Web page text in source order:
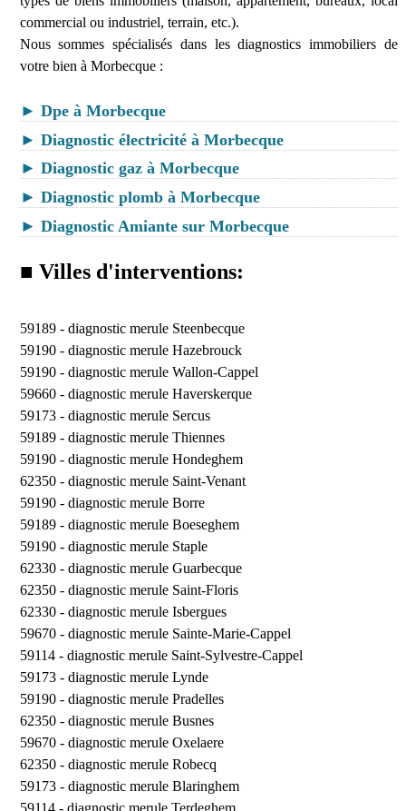
commercial ou industriel, terrain, etc.).
Nous sommes spécialisés dans les diagnostics immobiliers de
votre bien à Morbecque :
► Dpe à Morbecque
► Diagnostic électricité à Morbecque
► Diagnostic gaz à Morbecque
► Diagnostic plomb à Morbecque
► Diagnostic Amiante sur Morbecque
■ Villes d'interventions:
59189 - diagnostic merule Steenbecque
59190 - diagnostic merule Hazebrouck
59190 - diagnostic merule Wallon-Cappel
59660 - diagnostic merule Haverskerque
59173 - diagnostic merule Sercus
59189 - diagnostic merule Thiennes
59190 - diagnostic merule Hondeghem
62350 - diagnostic merule Saint-Venant
59190 - diagnostic merule Borre
59189 - diagnostic merule Boeseghem
59190 - diagnostic merule Staple
62330 - diagnostic merule Guarbecque
62350 - diagnostic merule Saint-Floris
62330 - diagnostic merule Isbergues
59670 - diagnostic merule Sainte-Marie-Cappel
59114 - diagnostic merule Saint-Sylvestre-Cappel
59173 - diagnostic merule Lynde
59190 - diagnostic merule Pradelles
62350 - diagnostic merule Busnes
59670 - diagnostic merule Oxelaere
62350 - diagnostic merule Robecq
59173 - diagnostic merule Blaringhem
59114 - diagnostic merule Terdeghem